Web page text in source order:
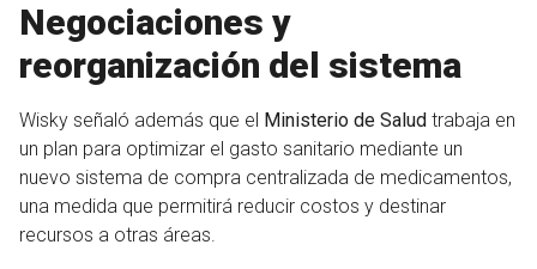
Negociaciones y
reorganización del sistema
Wisky señaló además que el Ministerio de Salud trabaja en
un plan para optimizar el gasto sanitario mediante un
nuevo sistema de compra centralizada de medicamentos,
una medida que permitirá reducir costos y destinar
recursos a otras áreas.